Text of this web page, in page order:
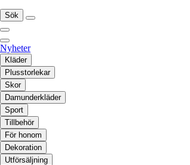
Sök
Nyheter
Kläder
Plusstorlekar
Skor
Damunderkläder
Sport
Tillbehör
För honom
Dekoration
Utförsäljning